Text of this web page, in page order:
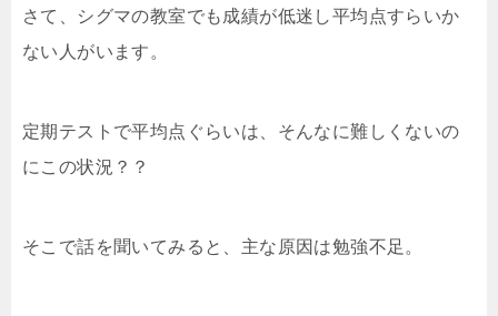
さて、シグマの教室でも成績が低迷し平均点すらいか
ない人がいます。
定期テストで平均点ぐらいは、そんなに難しくないの
にこの状況？？
そこで話を聞いてみると、主な原因は勉強不足。